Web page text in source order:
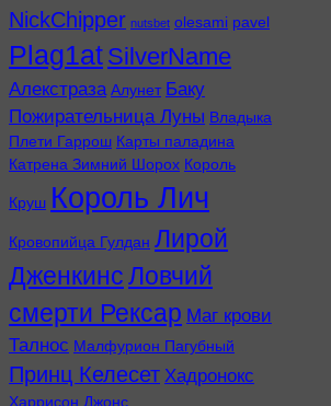
NickChipper nutsbet olesami pavel
Plag1at SilverName
Алекстраза Алунет Баку
Пожирательница Луны Владыка
Плети Гаррош Карты паладина
Катрена Зимний Шорох Король
Круш Король Лич
Кровопийца Гулдан Лирой
ДженкинсЛовчий
смерти Рексар Маг крови
Талнос Малфурион Пагубный
Принц Келесет Хадронокс
Харрисон Джонс